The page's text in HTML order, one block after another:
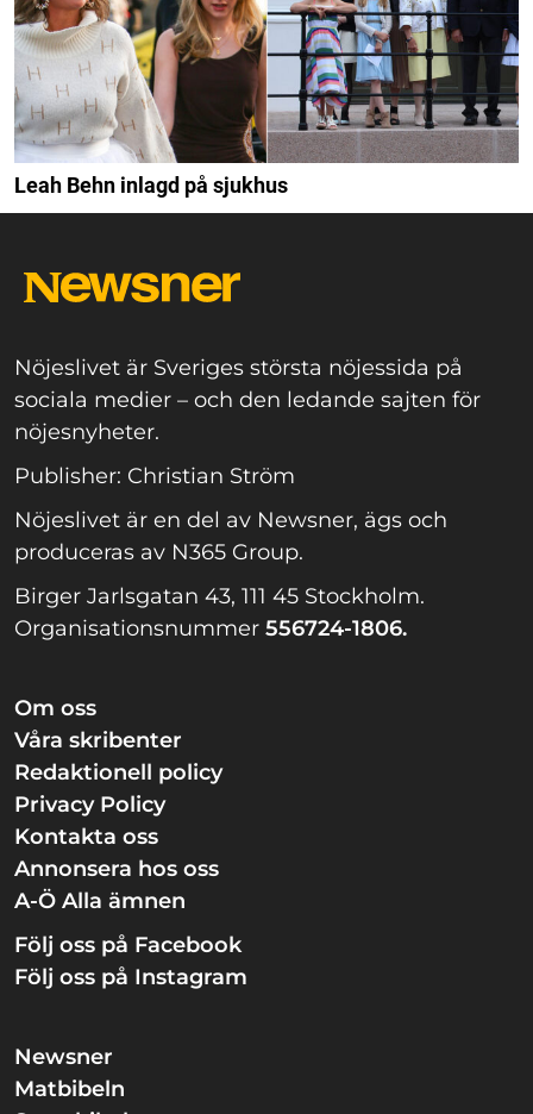
Leah Behn inlagd på sjukhus
Nöjeslivet är Sveriges största nöjessida på
sociala medier – och den ledande sajten för
nöjesnyheter.
Publisher: Christian Ström
Nöjeslivet är en del av Newsner, ägs och
produceras av N365 Group.
Birger Jarlsgatan 43, 111 45 Stockholm.
Organisationsnummer 556724-1806.
Om oss
Våra skribenter
Redaktionell policy
Privacy Policy
Kontakta oss
Annonsera hos oss
A-Ö Alla ämnen
Följ oss på Facebook
Följ oss på Instagram
Newsner
Matbibeln